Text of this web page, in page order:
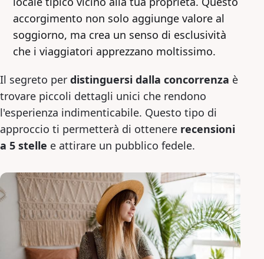
accorgimento non solo aggiunge valore al
soggiorno, ma crea un senso di esclusività
che i viaggiatori apprezzano moltissimo.
Il segreto per distinguersi dalla concorrenza è
trovare piccoli dettagli unici che rendono
l'esperienza indimenticabile. Questo tipo di
approccio ti permetterà di ottenere recensioni
a 5 stelle e attirare un pubblico fedele.